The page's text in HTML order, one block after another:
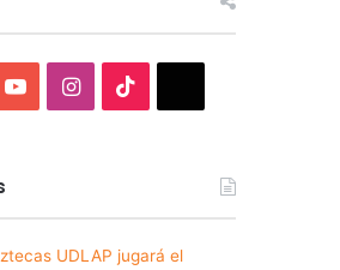
YouTubeInstagram
UDLAP jugará el